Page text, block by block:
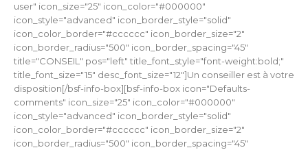
user" icon_size="25" icon_color="#000000"
icon_style="advanced" icon_border_style="solid"
icon_color_border="#cccccc" icon_border_size="2"
icon_border_radius="500" icon_border_spacing="45"
title="CONSEIL" pos="left" title_font_style="font-weight:bold;"
title_font_size="15" desc_font_size="12"]Un conseiller est à votre
disposition[/bsf-info-box][bsf-info-box icon="Defaults-
comments" icon_size="25" icon_color="#000000"
icon_style="advanced" icon_border_style="solid"
icon_color_border="#cccccc" icon_border_size="2"
icon_border_radius="500" icon_border_spacing="45"